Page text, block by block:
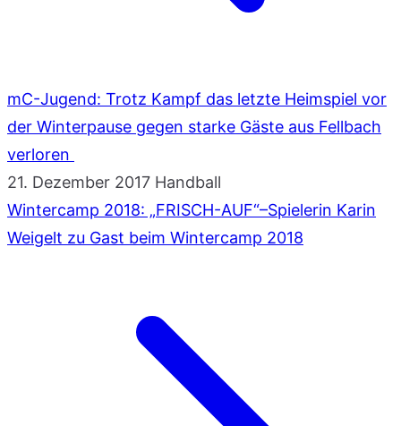
mC-Jugend: Trotz Kampf das letzte Heimspiel vor
der Winterpause gegen starke Gäste aus Fellbach
verloren
21. Dezember 2017 Handball
Wintercamp 2018: „FRISCH-AUF“–Spielerin Karin
Weigelt zu Gast beim Wintercamp 2018